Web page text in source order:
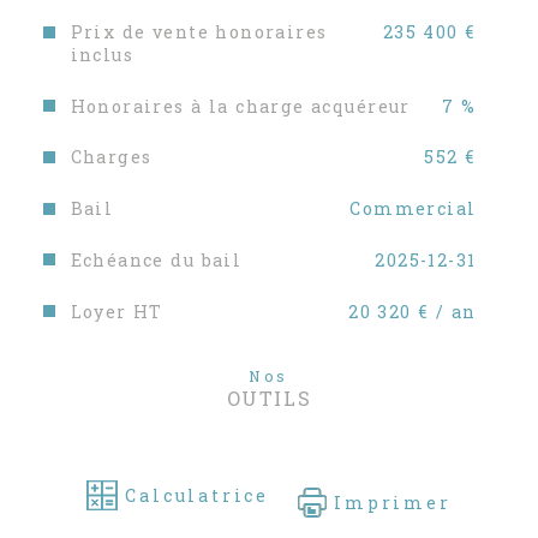
Prix de vente honoraires
inclus
235 400 €
Honoraires à la charge acquéreur 7 %
Charges 552 €
Bail Commercial
Echéance du bail 2025-12-31
Loyer HT 20 320 € / an
Nos
OUTILS
Calculatrice Imprimer